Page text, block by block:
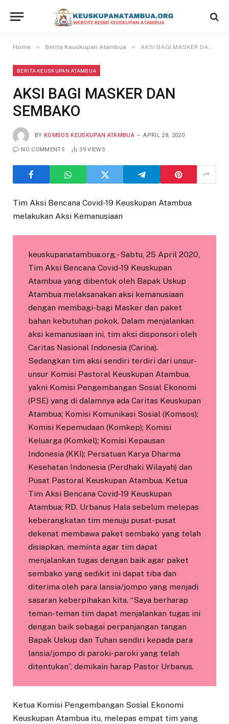
Home » Berita Keuskupan Atambua » AKSI BAGI MASKER DAN SEMBAKO
BERITA KEUSKUPAN ATAMBUA
AKSI BAGI MASKER DAN
SEMBAKO
BY KOMSOS KEUSKUPAN ATAMBUA APRIL 28, 2020
NO COMMENTS 39VIEWS
Tim Aksi Bencana Covid-19 Keuskupan Atambua
melakukan Aksi Kemanusiaan
keuskupanatambua.org,- Sabtu, 25 April 2020,
Tim Aksi Bencana Covid-19 Keuskupan
Atambua yang dibentuk oleh Bapak Uskup
Atambua melaksanakan aksi kemanusiaan
dengan membagi-bagi Masker dan paket
bahan kebutuhan pokok. Dalam menjalankan
aksi kemanusiaan ini, tim aksi disponsori oleh
Caritas Nasional Indonesia (Carina).
Sedangkan tim aksi sendiri terdiri dari unsur-
unsur Komisi Pastoral Keuskupan Atambua,
yakni Komisi Pengembangan Sosial Ekonomi
(PSE) yang di dalamnya ada Caritas Keuskupan
Atambua; Komisi Komunikasi Sosial (Komsos);
Komisi Kepemudaan (Komkep); Komisi
Keluarga (Komkel); Komisi Kepausan
Indonesia (KKI); Persatuan Karya Dharma
Kesehatan Indonesia (Perdhaki Wilayah) dan
Pusat Pastoral Keuskupan Atambua. Ketua
Tim Aksi Bencana Covid-19 Keuskupan
Atambua; RD. Urbanus Hala sebelum melepas
keberangkatan tim menuju pusat-pusat
dekenat membawa paket sembako yang telah
disiapkan, meminta agar tim dapat
menjalankan tugas dengan baik agar paket
sembako yang sedikit ini dapat tiba dan
diterima oleh para lansia/jompo yang menjadi
sasaran keberpihakan kita. “Saya berharap
teman-teman tim dapat menjalankan tugas ini
dengan baik sebagai perpanjangan tangan
Bapak Uskup dan Tuhan sendiri kepada para
lansia/jompo di paroki-paroki yang telah
ditentukan”, demikain harap Pastor Urbanus.
Ketua Komisi Pengembangan Sosial Ekonomi
Keuskupan Atambua itu, melepas empat tim yang